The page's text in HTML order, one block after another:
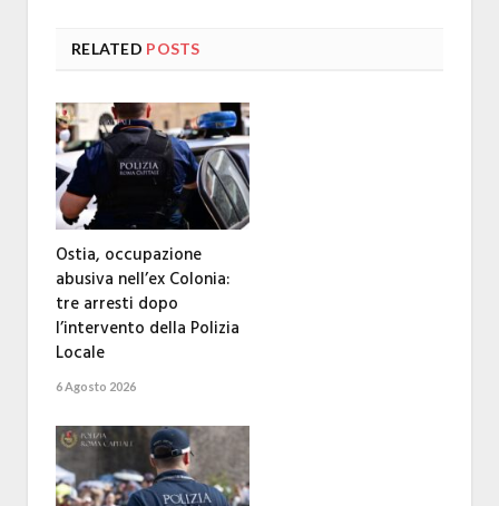
RELATED POSTS
Ostia, occupazione
abusiva nell’ex Colonia:
tre arresti dopo
l’intervento della Polizia
Locale
6 Agosto 2026